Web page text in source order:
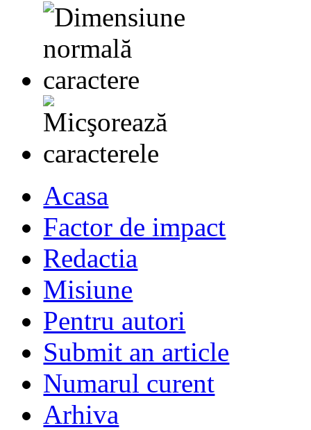
Acasa
Factor de impact
Redactia
Misiune
Pentru autori
Submit an article
Numarul curent
Arhiva